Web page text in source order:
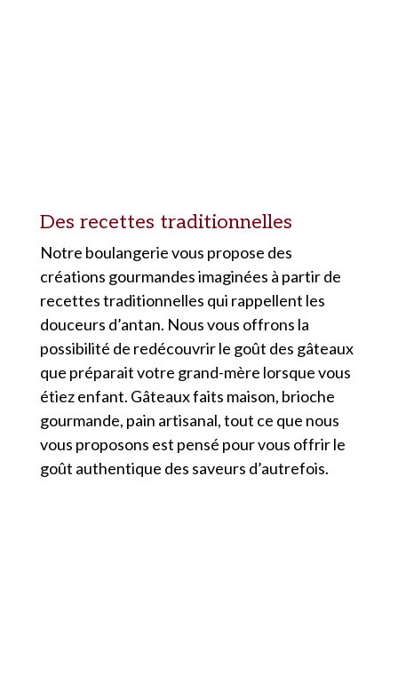
Des recettes traditionnelles
Notre boulangerie vous propose des
créations gourmandes imaginées à partir de
recettes traditionnelles qui rappellent les
douceurs d’antan. Nous vous offrons la
possibilité de redécouvrir le goût des gâteaux
que préparait votre grand-mère lorsque vous
étiez enfant. Gâteaux faits maison, brioche
gourmande, pain artisanal, tout ce que nous
vous proposons est pensé pour vous offrir le
goût authentique des saveurs d’autrefois.